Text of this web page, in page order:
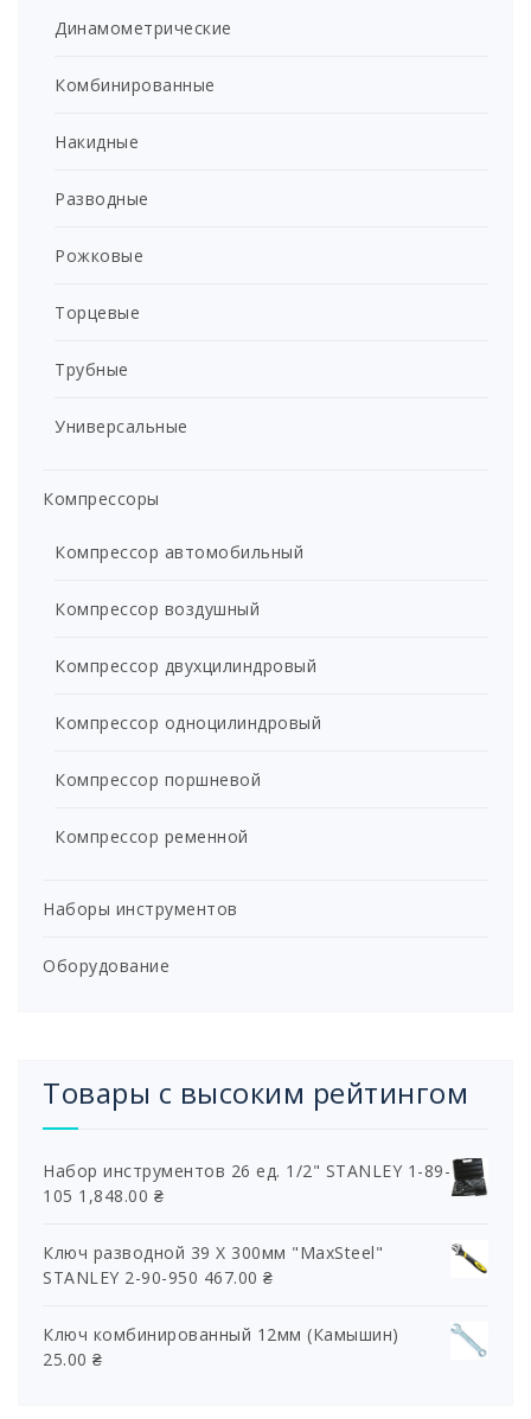
Динамометрические
Комбинированные
Накидные
Разводные
Рожковые
Торцевые
Трубные
Универсальные
Компрессоры
Компрессор автомобильный
Компрессор воздушный
Компрессор двухцилиндровый
Компрессор одноцилиндровый
Компрессор поршневой
Компрессор ременной
Наборы инструментов
Оборудование
Товары с высоким рейтингом
Набор инструментов 26 ед. 1/2" STANLEY 1-89-
105 1,848.00 ₴
Ключ разводной 39 Х 300мм "MaxSteel"
STANLEY 2-90-950 467.00 ₴
Ключ комбинированный 12мм (Камышин)
25.00 ₴